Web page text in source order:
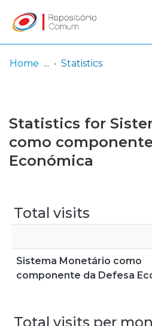
Browse repository
Entities
Log
In
(current)
Home Statistics
Statistics for
como
Económica
Total visits
Sistema Monetário como
componente da Defesa
Total visits per